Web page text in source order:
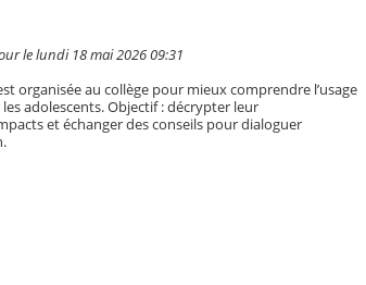
le lundi 18 mai 2026 09:31
organisée au collège pour mieux comprendre l’usage
adolescents. Objectif : décrypter leur
et échanger des conseils pour dialoguer